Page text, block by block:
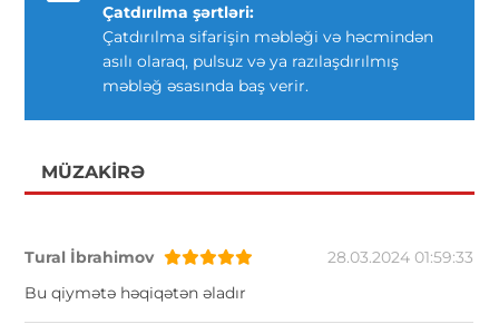
Çatdırılma şərtləri:
Çatdırılma sifarişin məbləği və həcmindən
asılı olaraq, pulsuz və ya razılaşdırılmış
məbləğ əsasında baş verir.
MÜZAKIRƏ
Tural İbrahimov
28.03.2024 01:59:33
Bu qiymətə həqiqətən əladır